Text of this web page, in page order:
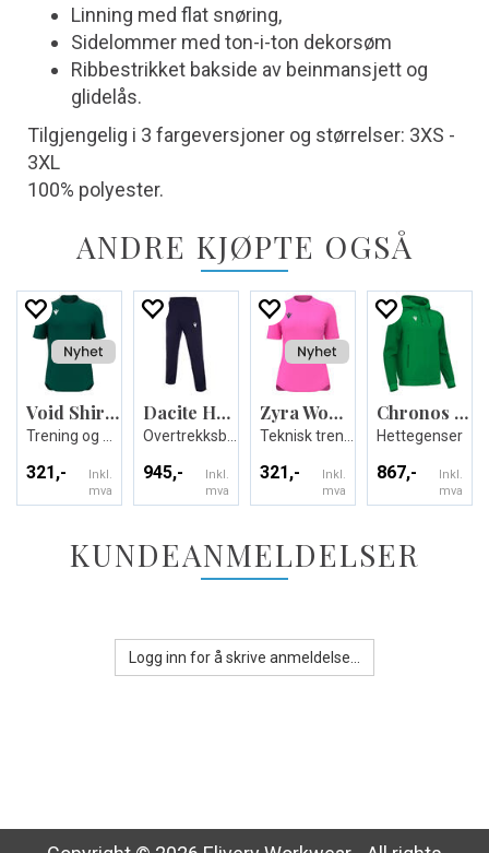
Linning med flat snøring,
Sidelommer med ton-i-ton dekorsøm
Ribbestrikket bakside av beinmansjett og
glidelås.
Tilgjengelig i 3 fargeversjoner og størrelser: 3XS -
3XL
100% polyester.
ANDRE KJØPTE OGSÅ
Void Shirt Shortsleeve
321,-
Inkl.
mva
Dacite Hero
945,-
Inkl.
mva
Zyra Womans shirt
321,-
Inkl.
mva
Chronos Full Zip Hoody
Hettegenser
867,-
Inkl.
mva
KUNDEANMELDELSER
Logg inn for å skrive anmeldelse...